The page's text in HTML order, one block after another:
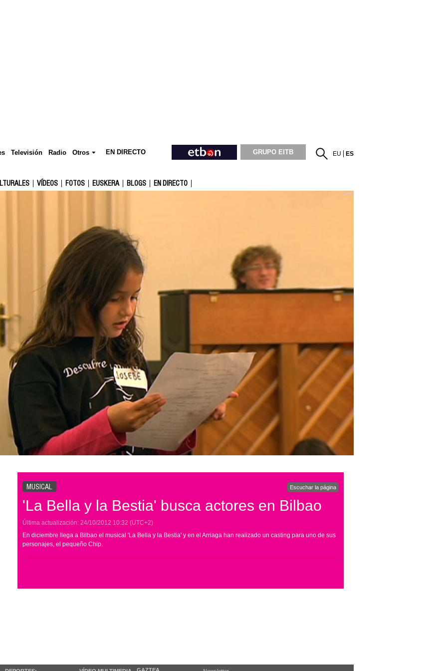
Televisión Radio Otros EN DIRECTO GRUPO EITB EU ES
VÍDEOS FOTOS EUSKERA BLOGS EN DIRECTO
MUSICAL Escuchar la página
'La Bella y la Bestia' busca actores en Bilbao
Última actualización: 24/10/2012 10:32 (UTC+2)
En diciembre llega a Bilbao el musical 'La Bella y la Bestia' y en el Arriaga han realizado un casting para uno de sus
personajes, el pequeño Chip.